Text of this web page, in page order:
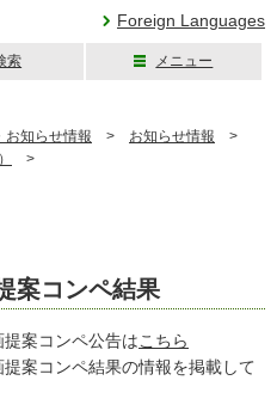
Foreign Languages
索 メニュー
お知らせ情報 > お知らせ情報 >
>
案コンペ結果
案コンペ公告はこちら
案コンペ結果の情報を掲載して